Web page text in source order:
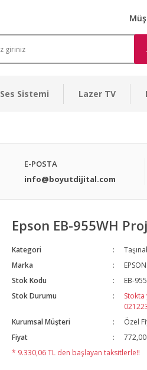
Ses Sistemi Lazer TV
E-POSTA
info@boyutdijital.com
Epson EB-955WH
Kategori
Marka
EPSON
Stok Kodu
EB-
Stok Durumu
Kurumsal Müşteri
Özel
Fiyat
772,00
* 9.330,06 TL den başlayan taksitlerle!!